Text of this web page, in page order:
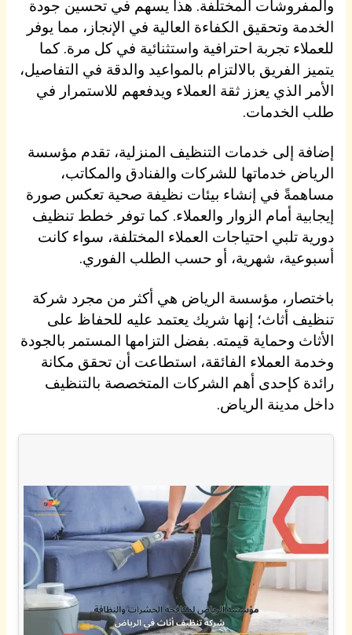
والمفروشات المختلفة. هذا يسهم في تحسين جودة
الخدمة وتحقيق الكفاءة العالية في الإنجاز، مما يوفر
للعملاء تجربة احترافية واستثنائية في كل مرة. كما
يتميز الفريق بالالتزام بالمواعيد والدقة في التفاصيل،
الأمر الذي يعزز ثقة العملاء ويدفعهم للاستمرار في
طلب الخدمات.
إضافة إلى خدمات التنظيف المنزلية، تقدم مؤسسة
الرياض خدماتها للشركات والفنادق والمكاتب،
مساهمةً في إنشاء بيئات نظيفة صحية تعكس صورة
إيجابية أمام الزوار والعملاء. كما توفر خطط تنظيف
دورية تلبي احتياجات العملاء المختلفة، سواء كانت
أسبوعية، شهرية، أو حسب الطلب الفوري.
باختصار، مؤسسة الرياض هي أكثر من مجرد شركة
تنظيف أثاث؛ إنها شريك يعتمد عليه للحفاظ على
الأثاث وحماية قيمته. بفضل التزامها المستمر بالجودة
وخدمة العملاء الفائقة، استطاعت أن تحقق مكانة
رائدة كإحدى أهم الشركات المتخصصة بالتنظيف
داخل مدينة الرياض.